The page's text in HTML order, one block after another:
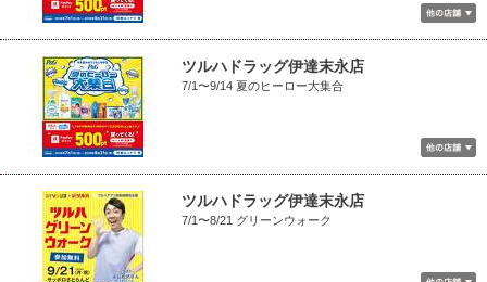
ツルハドラッグ伊達末永店
7/1〜9/14 夏のヒーロー大集合
ツルハドラッグ伊達末永店
7/1〜8/21 グリーンウォーク